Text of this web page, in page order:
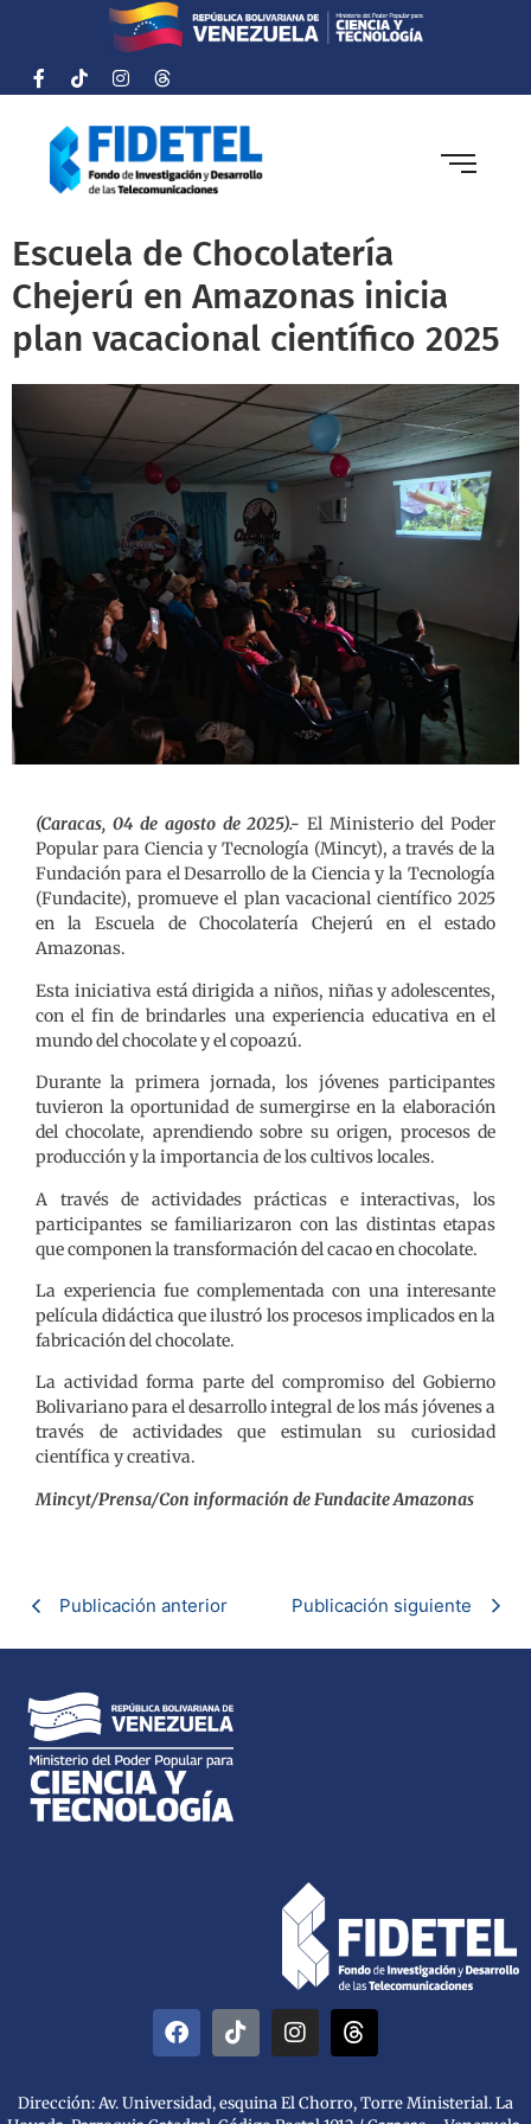
Escuela de Chocolatería
Chejerú en Amazonas inicia
plan vacacional científico 2025
(Caracas, 04 de agosto de 2025).-El Ministerio del Poder
Popular para Ciencia y Tecnología (Mincyt), a través de la
Fundación para el Desarrollo de la Ciencia y la Tecnología
(Fundacite), promueve el plan vacacional científico 2025
en la Escuela de Chocolatería Chejerú en el estado
Amazonas.
Esta iniciativa está dirigida a niños, niñas y adolescentes,
con el fin de brindarles una experiencia educativa en el
mundo del chocolate y el copoazú.
Durante la primera jornada, los jóvenes participantes
tuvieron la oportunidad de sumergirse en la elaboración
del chocolate, aprendiendo sobre su origen, procesos de
producción y la importancia de los cultivos locales.
A través de actividades prácticas e interactivas, los
participantes se familiarizaron con las distintas etapas
que componen la transformación del cacao en chocolate.
La experiencia fue complementada con una interesante
película didáctica que ilustró los procesos implicados en la
fabricación del chocolate.
La actividad forma parte del compromiso del Gobierno
Bolivariano para el desarrollo integral de los más jóvenes a
través de actividades que estimulan su curiosidad
científica y creativa.
Mincyt/Prensa/Con información de Fundacite Amazonas
Publicación anterior Publicación siguiente
Dirección: Av. Universidad, esquina El Chorro, Torre Ministerial. La